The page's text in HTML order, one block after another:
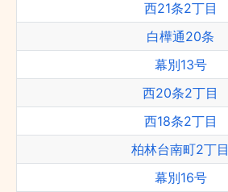
西21条2丁目
白樺通20条
幕別13号
西20条2丁目
西18条2丁目
柏林台南町2丁目
幕別16号